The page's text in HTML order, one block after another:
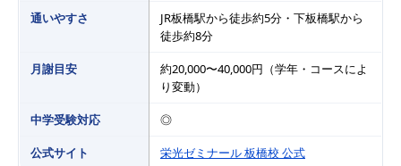
通いやすさ
JR板橋駅から徒歩約5分・下板橋駅から
徒歩約8分
月謝目安
約20,000〜40,000円（学年・コースによ
り変動）
中学受験対応 ◎
公式サイト 栄光ゼミナール 板橋校 公式